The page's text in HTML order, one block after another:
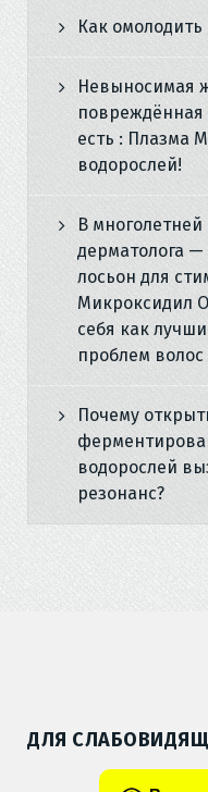
Как омолодить
Невыносимая
есть : Плазма
водорослей!
В
дерматолога
лосьон для
Микроксидил
себя как
проблем
Почему
водорослей
резонанс?
ДЛЯ